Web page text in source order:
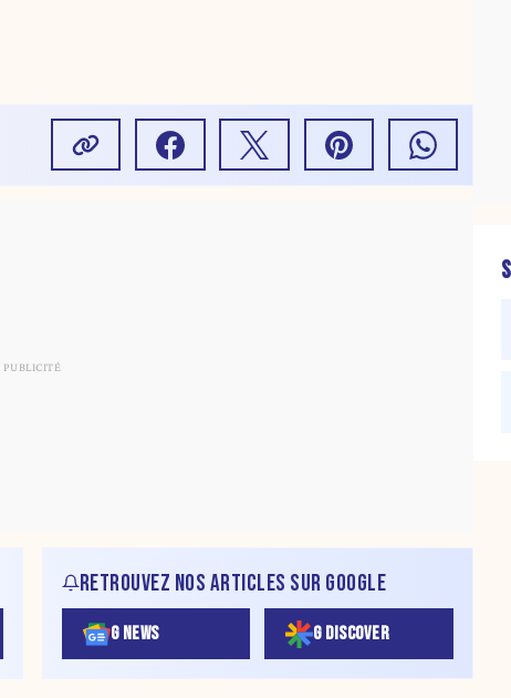
RETROUVEZ NOS ARTICLES SUR GOOGLE
G NEWS G DISCOVER